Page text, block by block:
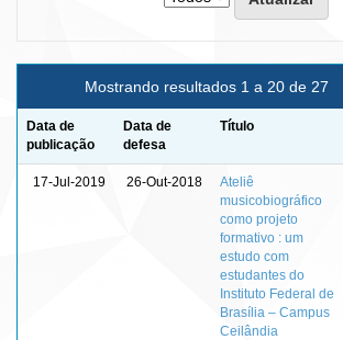
Mostrando resultados 1 a 20 de 27
Data de
publicação
Data de
defesa
Título
17-Jul-2019 26-Out-2018
Ateliê
musicobiográfico
como projeto
formativo : um
estudo com
estudantes do
Instituto Federal de
Brasília – Campus
Ceilândia